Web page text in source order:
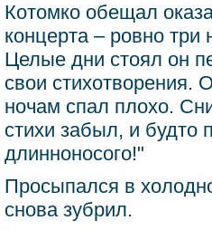
Котомко обещал
концерта – ровно три
Целые дни стоял он
свои стихотворения.
ночам спал плохо.
стихи забыл, и будто
длинноносого!"
Просыпался в
снова зубрил.